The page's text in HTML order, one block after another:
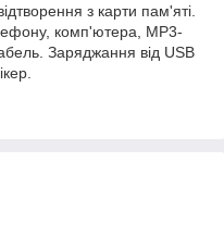
з карти пам'яті.
комп'ютера, MP3-
Заряджання від USB